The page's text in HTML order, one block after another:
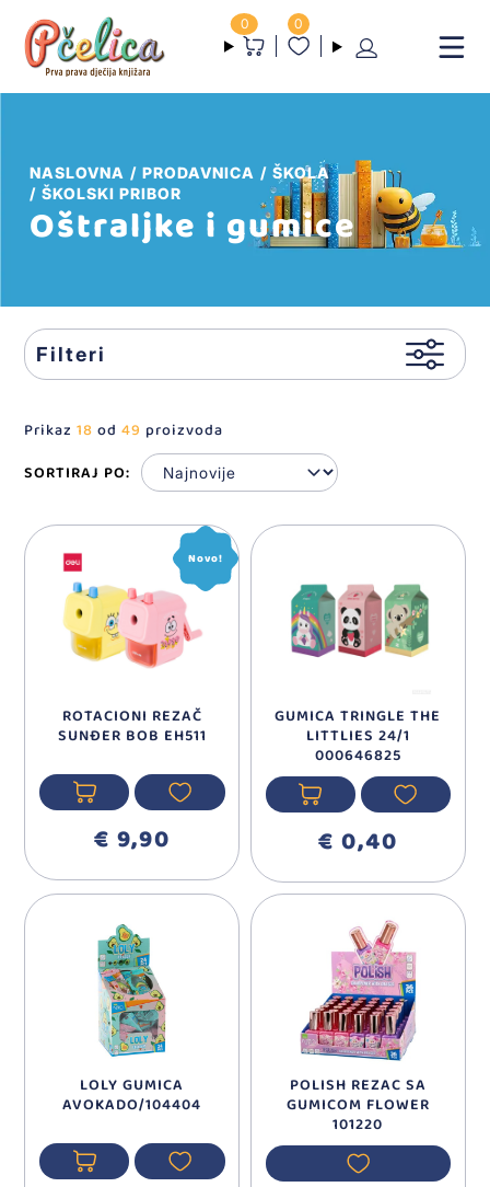
0 0
NASLOVNA PRODAVNICA
ŠKOLA
ŠKOLSKI PRIBOR
Oštraljke i gumice
Filteri
Prikaz18 od49 proizvoda
SORTIRAJ PO:
Novo!
ROTACIONI REZAČ
SUNĐER BOB EH511
€ 9,90
GUMICA TRINGLE THE
LITTLIES 24/1
000646825
€ 0,40
LOLY GUMICA
AVOKADO/104404
POLISH REZAC SA
GUMICOM FLOWER
101220